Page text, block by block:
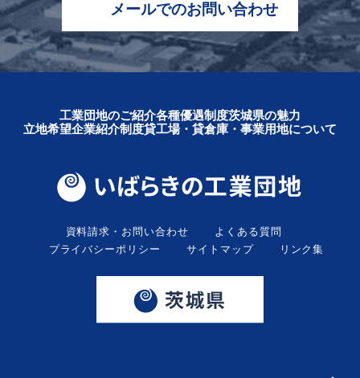
メールでのお問い合わせ
工業団地のご紹介各種優遇制度茨城県の魅力
立地希望企業紹介制度貸工場・貸倉庫・事業用地について
資料請求・お問い合わせ
よくある質問
プライバシーポリシー
サイトマップ リンク集